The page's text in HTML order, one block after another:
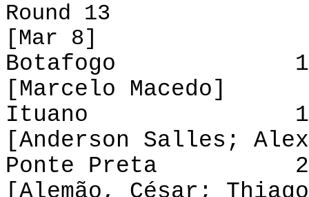
Round 13
[Mar 8]
Botafogo 1-0
[Marcelo Macedo]
Ituano 1-1
[Anderson Salles;
Ponte Preta 2-
[Alemão, César;